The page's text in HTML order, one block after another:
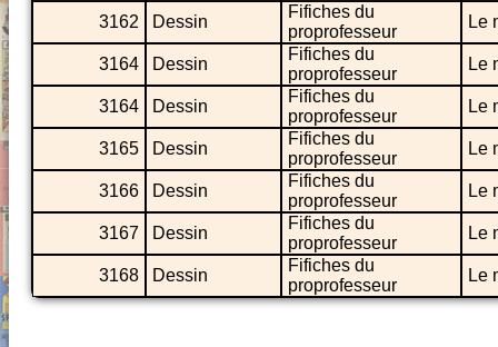
3162 Dessin
Fifiches du
proprofesseur
Le
3164 Dessin
Fifiches du
proprofesseur
Le
3164 Dessin
Fifiches du
proprofesseur
Le
3165 Dessin
Fifiches du
proprofesseur
Le
3166 Dessin
Fifiches du
proprofesseur
Le
3167 Dessin
Fifiches du
proprofesseur
Le
3168 Dessin
Fifiches du
proprofesseur
Le